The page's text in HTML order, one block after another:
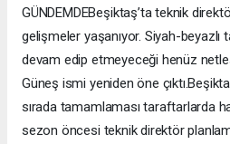
GÜNDEMDEBeşiktaş’ta teknik
gelişmeler yaşanıyor. Siyah-beyazlı
devam edip etmeyeceği henüz
Güneş ismi yeniden öne
sırada tamamlaması taraftarlarda
sezon öncesi teknik direktör